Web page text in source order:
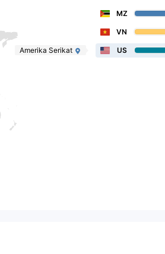
MZ
VN
Amerika Serikat US